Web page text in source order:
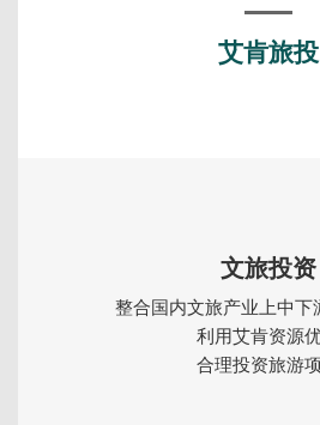
艾肯旅投
文旅投资
整合国内文旅产业上中下
利用艾肯资源
合理投资旅游